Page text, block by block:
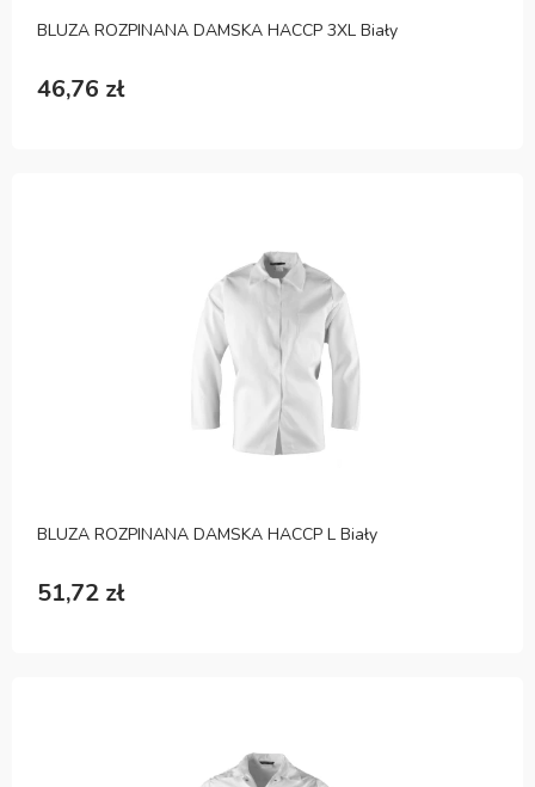
BLUZA ROZPINANA DAMSKA HACCP 3XL Biały
46,76 zł
BLUZA ROZPINANA DAMSKA HACCP L Biały
51,72 zł